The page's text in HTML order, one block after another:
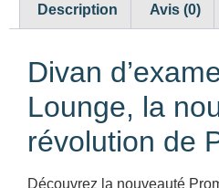
Description Avis (0)
Divan
Lounge, la
révolution de
Découvrez la nouveauté